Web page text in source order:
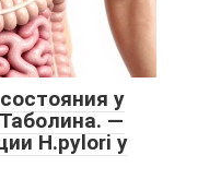
у
—
H.pylori у